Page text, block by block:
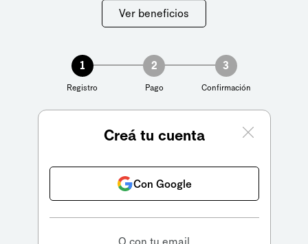
Ver beneficios
1
Registro
2
Pago
3
Confirmación
Creá tu cuenta
Con Google